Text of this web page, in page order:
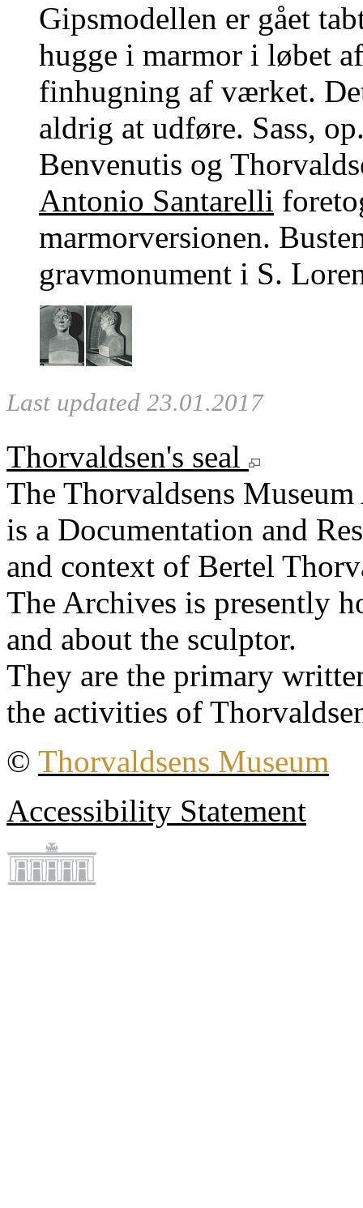
Gipsmodellen er gået
hugge i marmor i løbet
finhugning af værket.
aldrig at udføre. Sass,
Benvenutis og
Antonio Santarelli
marmorversionen.
gravmonument i S.
Last updated 23.01.2017
Thorvaldsen's seal
The Thorvaldsens
is a Documentation and
and context of Bertel
The Archives is presently
and about the sculptor.
They are the primary
the activities of
© Thorvaldsens Museum
Accessibility Statement